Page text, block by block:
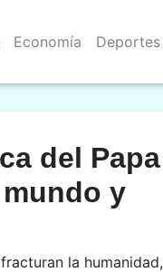
Economía Deportes
del Papa
y
la humanidad,